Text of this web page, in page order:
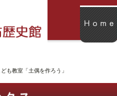
も教室「土偶を作ろう」